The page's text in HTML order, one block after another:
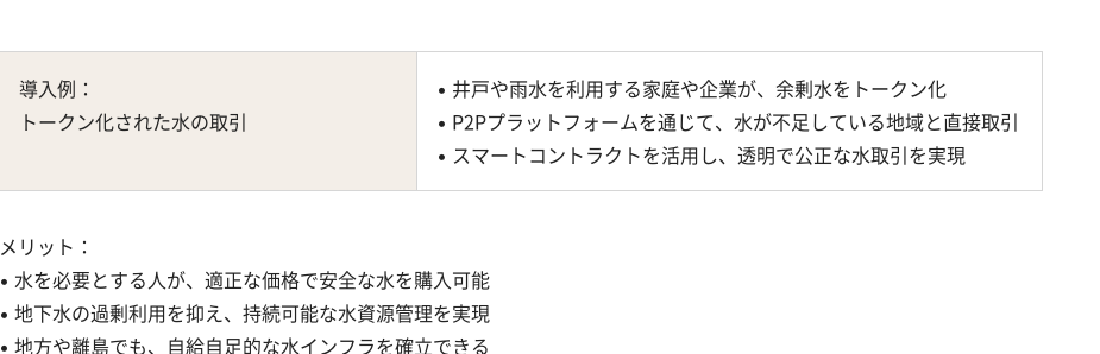
導入例：
トークン化された水の取引
• 井戸や雨水を利用する家庭や企業が、余剰水をトークン化
• P2Pプラットフォームを通じて、水が不足している地域と直接取引
• スマートコントラクトを活用し、透明で公正な水取引を実現
メリット：
• 水を必要とする人が、適正な価格で安全な水を購入可能
• 地下水の過剰利用を抑え、持続可能な水資源管理を実現
• 地方や離島でも、自給自足的な水インフラを確立できる